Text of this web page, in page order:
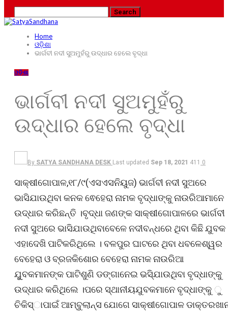
Home
ଓଡ଼ିଶା
ଭାର୍ଗବୀ ନଦୀ ସୁଅମୁହଁରୁ ଉଦ୍ଧାର ହେଲେ ବୃଦ୍ଧା
ଓଡ଼ିଶା
ଭାର୍ଗବୀ ନଦୀ ସୁଅମୁହଁରୁ
ଉଦ୍ଧାର ହେଲେ ବୃଦ୍ଧା
By SATYA SANDHANA DESK Last updated Sep 18, 2021 411 0
ସାକ୍ଷୀଗୋପାଳ,୧୮/୯(ଏସଏସନିୟୁଜ) ଭାର୍ଗବୀ ନଦୀ ସୁଅରେ
ଭାସିଯାଉଥିବା କନକ ଵେହେରା ନାମକ ବୃଦ୍ଧାଙ୍କୁ ନାଉରିଆମାନେ
ଉଦ୍ଧାର କରିଛନ୍ତି ।ବୃଦ୍ଧା ଜଣଙ୍କ ସାକ୍ଷୀଗୋପାଳରେ ଭାର୍ଗବୀ
ନଦୀ ସୁଅରେ ଭାସିଯାଉଥିବାବେଳେ ନଦୀବନ୍ଧରେ ଥିବା କିଛି ଯୁବକ
ଏହାଦେଖି ପାଟିକରିଥିଲେ । ବଳପୁର ଘାଟରେ ଥିବା ଧବଳେଶ୍ୱର
ବେହେରା ଓ ବ୍ରଜକିଶୋର ବେହେରା ନାମକ ନାଉରିଆ
ଯୁୁବକମାନଙ୍କ ପାଟିଶୁଣି ଡଙ୍ଗାନେଇ ଭସି୍‌ଯାଉଥିବା ବୃଦ୍ଧାଙ୍କୁ
ଉଦ୍ଧାର କରିଥିଲେ ।ପରେ ସ୍ଥାନୀୟଯୁବକମାନେ ବୃଦ୍ଧାଙ୍କୁ ୁ
ଚିକିସ୍‌ାପାଇଁ ଆମ୍ବୁଲାନ୍ସ ଯୋଗେ ସାକ୍ଷୀଗୋପାଳ